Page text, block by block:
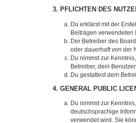
3. PFLICHTEN DES
Du erklärst mit der
Beiträgen verwendeten
Der Betreiber des
oder dauerhaft von der
Du nimmst zur
Betreiber, dein
Du gestattest dem
4. GENERAL PUBLIC
Du nimmst zur
deutschsprachige
verwendet wird. Sie